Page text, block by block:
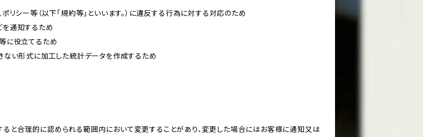
ポリシー等（以下「規約等」といいます。）に違反する行為に対する対応のため
を通知するため
に役立てるため
ない形式に加工した統計データを作成するため
ると合理的に認められる範囲内において変更することがあり、変更した場合にはお客様に通知又は